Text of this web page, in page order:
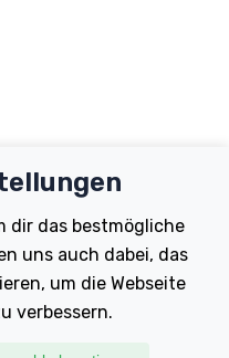
dir das bestmögliche
uns auch dabei, das
um die Webseite
verbessern.